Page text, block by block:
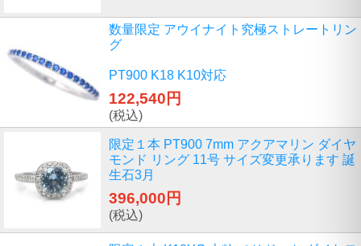
数量限定 アウイナイト究極ストレートリン
グ
PT900 K18 K10対応
122,540円
(税込)
限定１本 PT900 7mm アクアマリン ダイヤ
モンド リング 11号 サイズ変更承ります 誕
生石3月
396,000円
(税込)